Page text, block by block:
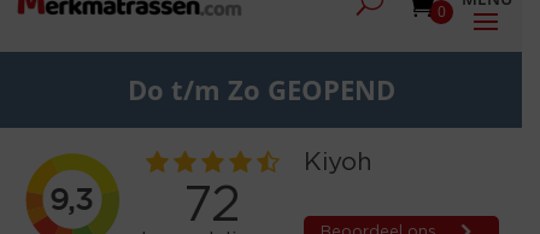
0
Do t/m Zo GEOPEND